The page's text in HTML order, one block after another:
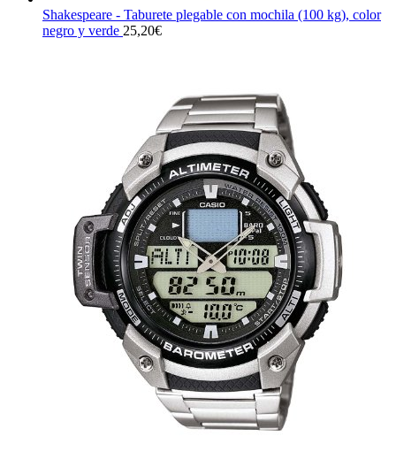
Shakespeare - Taburete plegable con mochila (100 kg), color
negro y verde 25,20€